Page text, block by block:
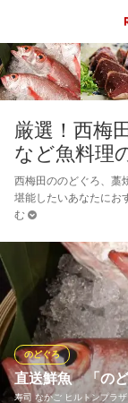
厳選！西梅
など魚料理
西梅田ののどぐろ、藁
堪能したいあなたにお
む
直送鮮魚 「のど
寿司 なかご ヒルトンプラ
のどぐろ